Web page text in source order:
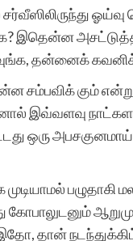
ஓய்வு
இதென்ன
தன்னைக்
சம்பவிக் கும்
இவ்வளவு
ஒரு
பழுதாகி
கோபாலுடனும்
தான்